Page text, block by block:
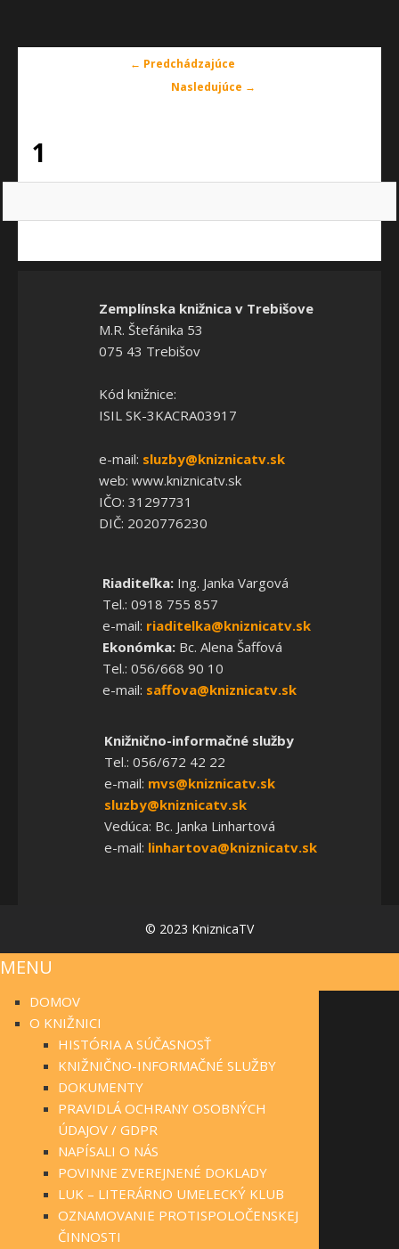
Navigácia
← Predchádzajúce
Nasledujúce →
1
Zemplínska knižnica v Trebišove
M.R. Štefánika 53
075 43 Trebišov
Kód knižnice:
ISIL SK-3KACRA03917
e-mail: sluzby@kniznicatv.sk
web: www.kniznicatv.sk
IČO: 31297731
DIČ: 2020776230
Riaditeľka:Ing. Janka Vargová
Tel.: 0918 755 857
e-mail: riaditelka@kniznicatv.sk
Ekonómka:Bc. Alena Šaffová
Tel.: 056/668 90 10
e-mail: saffova@kniznicatv.sk
Knižnično-informačné služby
Tel.: 056/672 42 22
e-mail: mvs@kniznicatv.sk
sluzby@kniznicatv.sk
Vedúca: Bc. Janka Linhartová
e-mail: linhartova@kniznicatv.sk
© 2023 KniznicaTV
MENU
DOMOV
O KNIŽNICI
HISTÓRIA A SÚČASNOSŤ
KNIŽNIČNO-INFORMAČNÉ SLUŽBY
DOKUMENTY
PRAVIDLÁ OCHRANY OSOBNÝCH
ÚDAJOV / GDPR
NAPÍSALI O NÁS
POVINNE ZVEREJNENÉ DOKLADY
LUK – LITERÁRNO UMELECKÝ KLUB
OZNAMOVANIE PROTISPOLOČENSKEJ
ČINNOSTI